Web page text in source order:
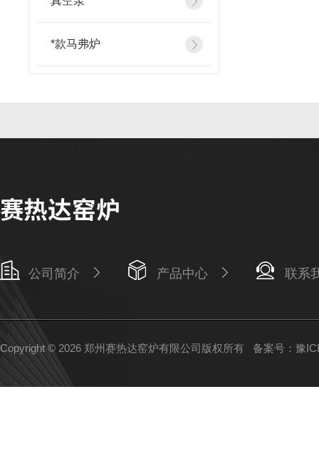
*款马弗炉
公司简介 产品中心 联系
Copyright © 2026 郑州赛热达窑炉有限公司版权所有 备案号：豫